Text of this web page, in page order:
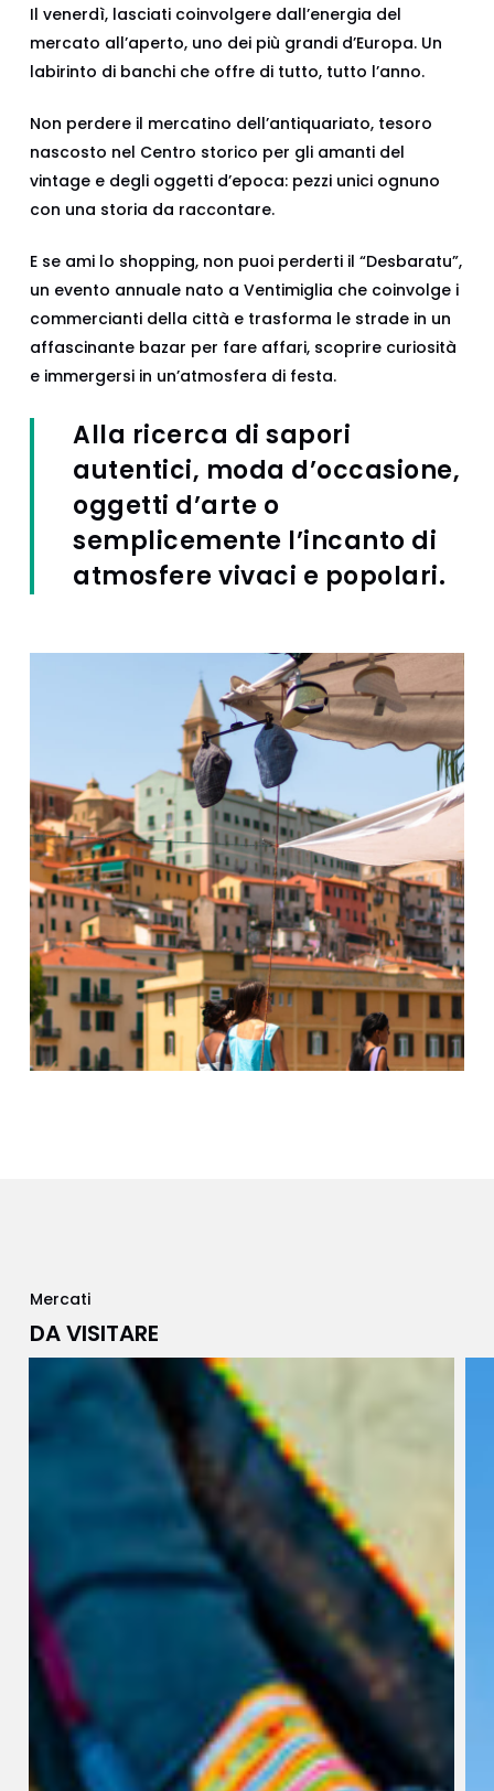
Il venerdì, lasciati coinvolgere dall’energia del
mercato all’aperto, uno dei più grandi d’Europa. Un
labirinto di banchi che offre di tutto, tutto l’anno.
Non perdere il mercatino dell’antiquariato, tesoro
nascosto nel Centro storico per gli amanti del
vintage e degli oggetti d’epoca: pezzi unici ognuno
con una storia da raccontare.
E se ami lo shopping, non puoi perderti il “Desbaratu”,
un evento annuale nato a Ventimiglia che coinvolge i
commercianti della città e trasforma le strade in un
affascinante bazar per fare affari, scoprire curiosità
e immergersi in un’atmosfera di festa.
Alla ricerca di sapori
autentici, moda d’occasione,
oggetti d’arte o
semplicemente l’incanto di
atmosfere vivaci e popolari.
Mercati
DA VISITARE